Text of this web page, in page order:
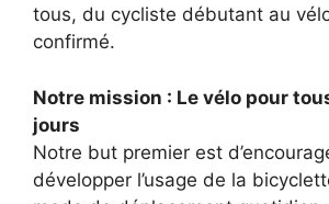
tous, du cycliste débutant au
confirmé.
Notre mission : Le vélo pour
jours
Notre but premier est
développer l’usage de la